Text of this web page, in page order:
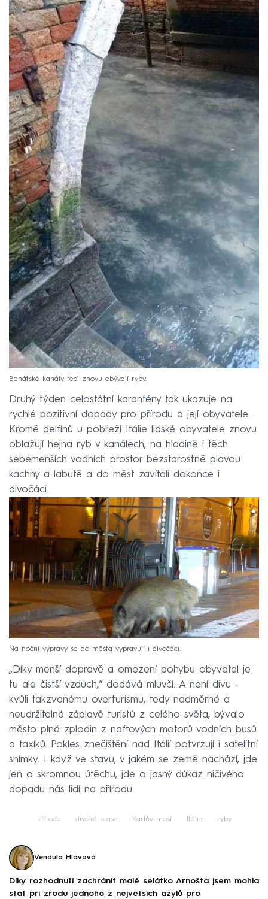
Benátské kanály teď znovu obývají ryby.
Druhý týden celostátní karantény tak ukazuje na
rychlé pozitivní dopady pro přírodu a její obyvatele.
Kromě delfínů u pobřeží Itálie lidské obyvatele znovu
oblažují hejna ryb v kanálech, na hladině i těch
sebemenších vodních prostor bezstarostně plavou
kachny a labutě a do měst zavítali dokonce i
divočáci.
Na noční výpravy se do města vypravují i divočáci.
„Díky menší dopravě a omezení pohybu obyvatel je
tu ale čistší vzduch,“ dodává mluvčí. A není divu –
kvůli takzvanému overturismu, tedy nadměrné a
neudržitelné záplavě turistů z celého světa, bývalo
město plné zplodin z naftových motorů vodních busů
a taxíků. Pokles znečištění nad Itálií potvrzují i satelitní
snímky. I když ve stavu, v jakém se země nachází, jde
jen o skromnou útěchu, jde o jasný důkaz ničivého
dopadu nás lidí na přírodu.
příroda divoké prase Karlův most Itálie ryby
Vendula Hlavová
Díky rozhodnutí zachránit malé selátko Arnošta jsem mohla
stát při zrodu jednoho z největších azylů pro